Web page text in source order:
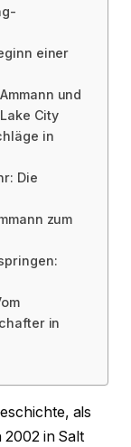
einer
und
City
in
Die
zum
in
als
2002 in Salt